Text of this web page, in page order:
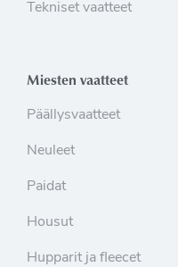
Tekniset vaatteet
Miesten vaatteet
Päällysvaatteet
Neuleet
Paidat
Housut
Hupparit ja fleecet